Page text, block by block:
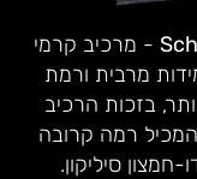
- מרכיב קרמי
מרבית ורמת
בזכות הרכיב
רמה קרובה
סיליקון.